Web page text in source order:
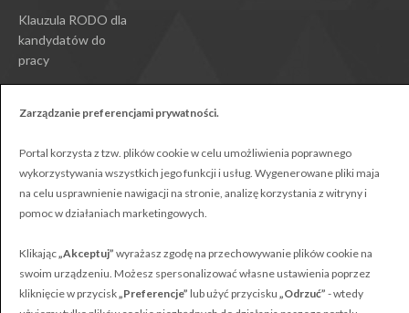
Klauzula RODO dla
kandydatów do
pracy
Polonus © Wszystkie prawa zastrzeżone
Projekt: Webster-Studio
Zarządzanie preferencjami prywatności.
Portal korzysta z tzw. plików cookie w celu umożliwienia poprawnego
wykorzystywania wszystkich jego funkcji i usług. Wygenerowane pliki maja
na celu usprawnienie nawigacji na stronie, analizę korzystania z witryny i
pomoc w działaniach marketingowych.
Klikając„Akceptuj” wyrażasz zgodę na przechowywanie plików cookie na
swoim urządzeniu. Możesz spersonalizować własne ustawienia poprzez
kliknięcie w przycisk„Preferencje” lub użyć przycisku „Odrzuć” - wtedy